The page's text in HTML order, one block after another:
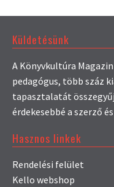
Küldetésünk
A Könyvkultúra
pedagógus, több száz
tapasztalatát
érdekesebbé a szerző
Hasznos linkek
Rendelési felület
Kello webshop